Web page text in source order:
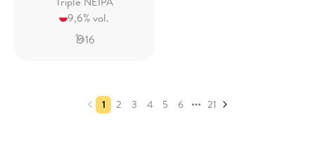
9,6% vol.
16
1 2 3 4 5 6 21